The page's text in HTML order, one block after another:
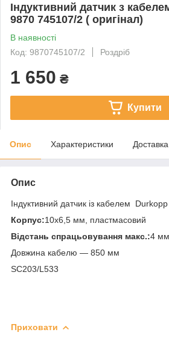
Індуктивний датчик з
9870 745107/2 ( оригінал)
В наявності
Код: 9870745107/2
Роздріб
1 650 ₴
Купити
Опис Характеристики Доставка
Опис
Індуктивний датчик із кабелем
Корпус:10x6,5 мм, пластмасовий
Відстань спрацьовування макс.:4 мм
Довжина кабелю — 850 мм
SC203/L533
Приховати